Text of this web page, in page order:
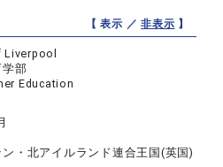
【 表示 ／非表示 】
学部
Education
・北アイルランド連合王国(英国)